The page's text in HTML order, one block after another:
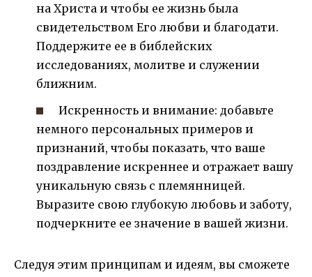
на Христа и чтобы ее жизнь была
свидетельством Его любви и благодати.
Поддержите ее в библейских
исследованиях, молитве и служении
ближним.
Искренность и внимание: добавьте
немного персональных примеров и
признаний, чтобы показать, что ваше
поздравление искреннее и отражает вашу
уникальную связь с племянницей.
Выразите свою глубокую любовь и заботу,
подчеркните ее значение в вашей жизни.
Следуя этим принципам и идеям, вы сможете